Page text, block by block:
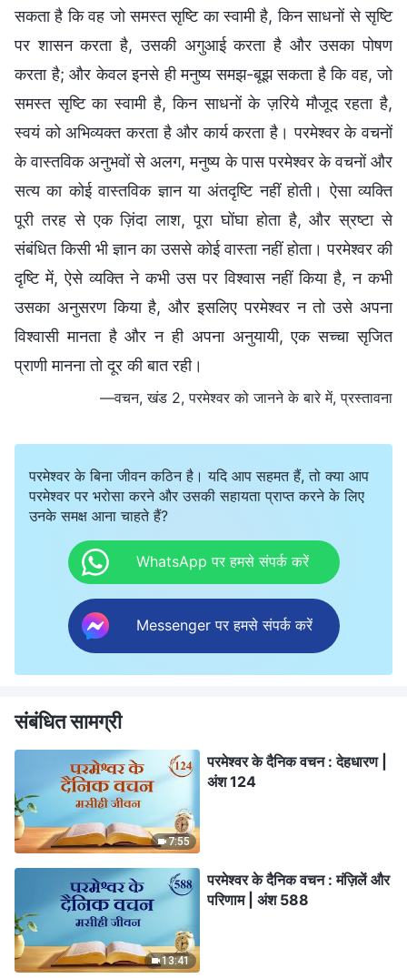
सकता है कि वह जो समस्त सृष्टि का स्वामी है, किन साधनों से सृष्टि
पर शासन करता है, उसकी अगुआई करता है और उसका पोषण
करता है; और केवल इनसे ही मनुष्य समझ-बूझ सकता है कि वह, जो
समस्त सृष्टि का स्वामी है, किन साधनों के ज़रिये मौजूद रहता है,
स्‍वयं को अभिव्‍यक्‍त करता है और कार्य करता है। परमेश्वर के वचनों
के वास्तविक अनुभवों से अलग, मनुष्य के पास परमेश्‍वर के वचनों और
सत्‍य का कोई वास्तविक ज्ञान या अंतदृष्टि नहीं होती। ऐसा व्यक्ति
पूरी तरह से एक ज़िंदा लाश, पूरा घोंघा होता है, और स्रष्टा से
संबंधित किसी भी ज्ञान का उससे कोई वास्‍ता नहीं होता। परमेश्वर की
दृष्टि में, ऐसे व्यक्ति ने कभी उस पर विश्वास नहीं किया है, न कभी
उसका अनुसरण किया है, और इसलिए परमेश्वर न तो उसे अपना
विश्वासी मानता है और न ही अपना अनुयायी, एक सच्‍चा सृजित
प्राणी मानना तो दूर की बात रही।
—वचन, खंड 2, परमेश्वर को जानने के बारे में, प्रस्तावना
परमेश्वर के बिना जीवन कठिन है। यदि आप सहमत हैं, तो क्या आप
परमेश्वर पर भरोसा करने और उसकी सहायता प्राप्त करने के लिए
उनके समक्ष आना चाहते हैं?
WhatsApp पर हमसे संपर्क करें
Messenger पर हमसे संपर्क करें
संबंधित सामग्री
7:55
परमेश्वर के दैनिक वचन : देहधारण |
अंश 124
13:41
परमेश्वर के दैनिक वचन : मंज़िलें और
परिणाम | अंश 588